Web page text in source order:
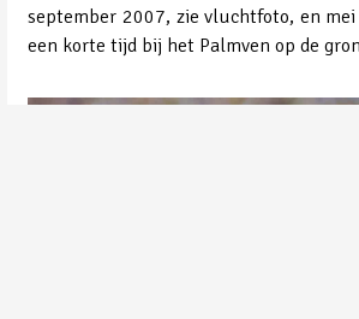
september 2007, zie vluchtfoto, en
een korte tijd bij het Palmven op de